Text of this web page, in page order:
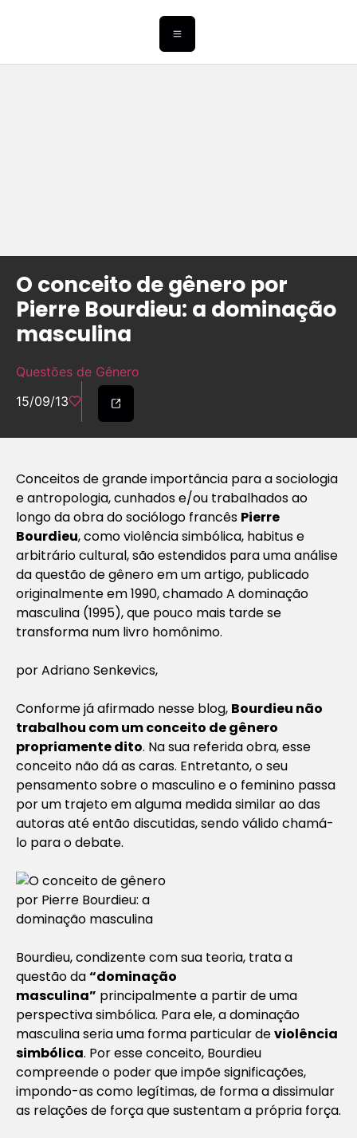
O conceito de gênero por
Pierre Bourdieu: a dominação
masculina
Questões de Gênero
15/09/13
Conceitos de grande importância para a sociologia
e antropologia, cunhados e/ou trabalhados ao
longo da obra do sociólogo francês Pierre
Bourdieu, como violência simbólica, habituse
arbitrário cultural, são estendidos para uma análise
da questão de gênero em um artigo, publicado
originalmente em 1990, chamadoA dominação
masculina (1995), que pouco mais tarde se
transforma num livro homônimo.
por Adriano Senkevics,
Conforme já afirmado nesse blog, Bourdieu não
trabalhou com um conceito de gênero
propriamente dito. Na sua referida obra, esse
conceito não dá as caras. Entretanto, o seu
pensamento sobre o masculino e o feminino passa
por um trajeto em alguma medida similar ao das
autoras até então discutidas, sendo válido chamá-
lo para o debate.
Bourdieu, condizente com sua teoria, trata a
questão da“dominação
masculina” principalmente a partir de uma
perspectiva simbólica. Para ele, a dominação
masculina seria uma forma particular deviolência
simbólica. Por esse conceito, Bourdieu
compreende o poder que impõe significações,
impondo-as como legítimas, de forma a dissimular
as relações de força que sustentam a própria força.